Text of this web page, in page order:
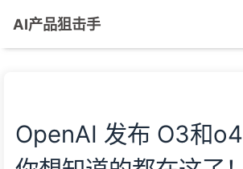
AI产品狙击手
OpenAI 发布 O3和